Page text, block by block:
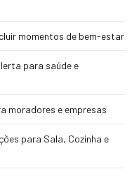
momentos de bem-estar
para saúde e
moradores e empresas
para Sala, Cozinha e